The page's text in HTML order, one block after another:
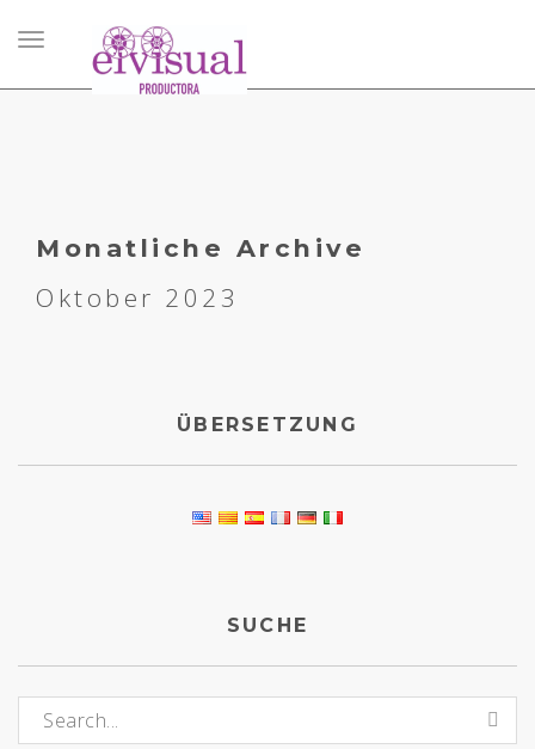
Navigation
umschalten
Monatliche Archive
Oktober 2023
ÜBERSETZUNG
SUCHE
Suchen nach: